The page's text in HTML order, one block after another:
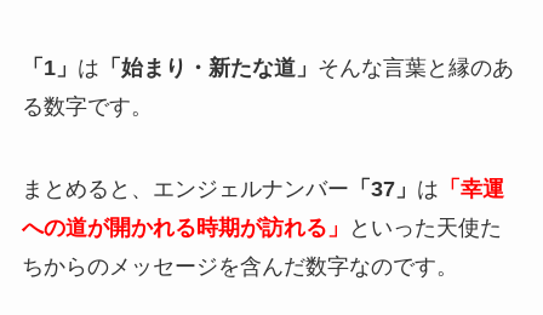
「1」 は 「始まり・新たな道」 そんな言葉と縁のあ
る数字です。
まとめると、エンジェルナンバー 「37」 は 「幸運
への道が開かれる時期が訪れる」
といった天使た
ちからのメッセージを含んだ数字なのです。